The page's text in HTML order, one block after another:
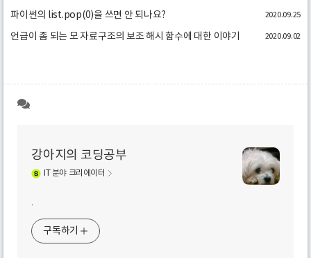
파이썬의 list.pop(0)을 쓰면 안 되나요? 2020.09.25
언급이 좀 되는 모 자료구조의 보조 해시 함수에 대한 이야기 2020.09.02
강아지의 코딩공부
IT분야 크리에이터
.
구독하기